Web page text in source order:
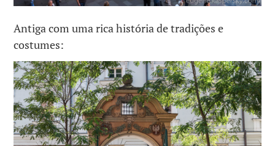
Antiga com uma rica história de tradições e
costumes: